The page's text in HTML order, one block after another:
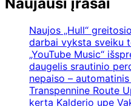
Naujos „Hull“
darbai vyksta sveiku
„YouTube Music“
daugelis srautinio
nepaiso –
Transpennine Route
kerta Kalderio upę